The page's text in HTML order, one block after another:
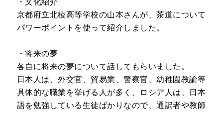
京都府立北稜高等学校の山本さんが、茶道について
パワーポイントを使って紹介しました。
・将来の夢
各自に将来の夢について話してもらいました。
日本人は、外交官、貿易業、警察官、幼稚園教諭等
具体的な職業を挙げる人が多く、ロシア人は、日本
語を勉強している生徒ばかりなので、通訳者や教師